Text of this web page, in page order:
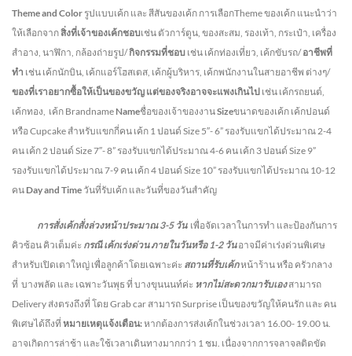
Theme and Color รูปแบบเค้ก และ สีสันของเค้ก การเลือกTheme ของเค้ก แนะนำว่า
ให้เลือกจากสิ่งที่เจ้าของเค้กชอบเช่น ตัวการ์ตูน, ของสะสม, รองเท้า, กระเป๋า, เครื่อง
สำอาง, นาฬิกา, กล้องถ่ายรูป/กิจกรรมที่ชอบ เช่น เค้กท่องเที่ยว, เค้กขับรถ/อาชีพที่
ทำ เช่น เค้กนักบิน, เค้กแอร์โฮสเตส, เค้กผู้บริหาร, เค้กพนักงานในสายอาชีพ ต่างๆ/
ของที่เราอยากซื้อให้เป็นของขวัญ แต่ของจริงอาจจะแพงเกินไป เช่น เค้กรถยนต์,
เค้กทอง, เค้ก Brandname Nameชื่อของเจ้าของงานSizeขนาดของเค้ก เค้กปอนด์
หรือ Cupcake สำหรับแขกกี่คน เค้ก 1 ปอนด์ Size 5″- 6” รองรับแขกได้ประมาณ 2-4
คน เค้ก 2 ปอนด์ Size 7″- 8” รองรับแขกได้ประมาณ 4-6 คน เค้ก 3 ปอนด์ Size 9”
รองรับแขกได้ประมาณ 7-9 คน เค้ก 4 ปอนด์ Size 10” รองรับแขกได้ประมาณ 10-12
คน Day and Time วันที่รับเค้ก และวันที่ของวันสำคัญ
การสั่งเค้กสั่งล่วงหน้าประมาณ3-5 วัน เพื่อจัดเวลาในการทำ และป้องกันการ
คิวซ้อน คิวเต็มค่ะ กรณี เค้กเร่งด่วนภายในวันหรือ1-2 วัน อาจมีค่าเร่งด่วนพิเศษ
สำหรับเปิดเตาใหญ่ เพื่อลูกค้าโดยเฉพาะค่ะ สถานที่รับเค้กหน้าร้าน หรือ ครัวกลาง
ที่ บางพลัด และ เฉพาะวันพุธ ที่ บางขุนนนท์ค่ะ หากไม่สะดวกมารับเองสามารถ
Delivery ส่งตรงถึงที่ โดย Grab car สามารถ Surprise เป็นของขวัญให้คนรัก และ คน
พิเศษได้ถึงที่ หมายเหตุแจ้งเตือน:หากต้องการส่งเค้กในช่วงเวลา 16.00- 19.00 น.
อาจเกิดการล่าช้า และใช้เวลาเดินทางมากกว่า 1 ชม. เนื่องจากการจลาจลติดขัด